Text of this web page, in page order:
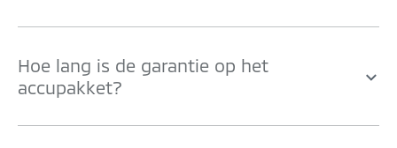
Hoe lang is de garantie op het
accupakket?